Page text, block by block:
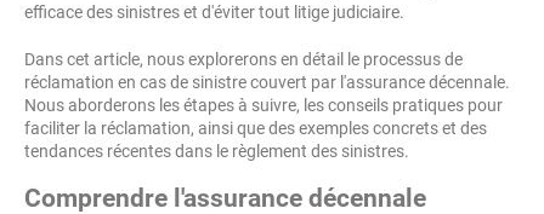
efficace des sinistres et d'éviter tout litige judiciaire.
Dans cet article, nous explorerons en détail le processus de
réclamation en cas de sinistre couvert par l'assurance décennale.
Nous aborderons les étapes à suivre, les conseils pratiques pour
faciliter la réclamation, ainsi que des exemples concrets et des
tendances récentes dans le règlement des sinistres.
Comprendre l'assurance décennale